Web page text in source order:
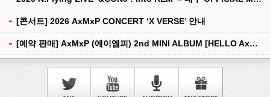
[콘서트] 2026 AxMxP CONCERT ‘X VERSE’ 안내
[예약 판매] AxMxP (에이엠피) 2nd MINI ALBUM [HELLO AxMxP] 예약 판매 안내